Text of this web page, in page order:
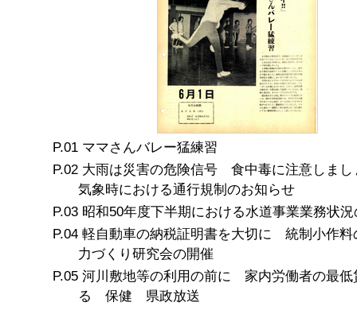
ママさんバレー猛練習
大雨は災害の危険信号 食中毒に注意しま
気象時における通行規制のお知らせ
昭和50年度下半期における水道事業業務状
軽自動車の納税証明書を大切に 統制小作
力づくり研究会の開催
河川敷地等の利用の前に 家内労働者の最低
る 保健 県政放送